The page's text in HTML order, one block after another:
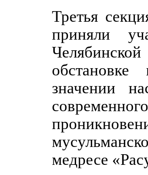
Третья
приняли
обстановке
значении
медресе